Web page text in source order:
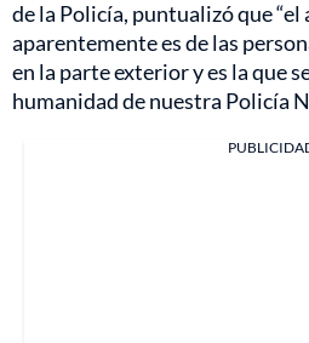
de la Policía, puntualizó que “el
aparentemente es de las
en la parte exterior y es la que
humanidad de nuestra Policía